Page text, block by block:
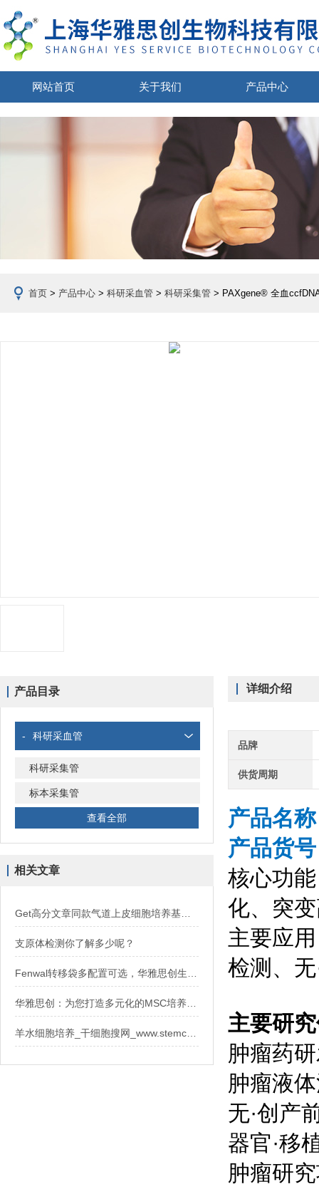
网站首页 关于我们 产品中心
首页 > 产品中心 > 科研采血管 > 科研采集管 > PAXgene® 全血
产品目录
- 科研采血管
科研采集管
标本采集管
查看全部
相关文章
支原体检测你了解多少呢？
详细介绍
品牌
供货周期
产品名
产品货
核心功
化、突
主要应
检测、
主要研
肿瘤药
肿瘤液
无·创产
器官·移
肿瘤研